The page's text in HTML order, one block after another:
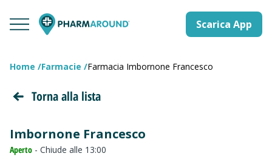
Scarica App
Home Farmacie Farmacia Imbornone Francesco
Torna alla lista
Imbornone Francesco
Aperto - Chiude alle 13:00